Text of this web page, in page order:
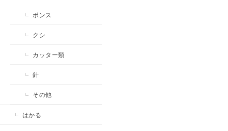
ポンス
クシ
カッター類
針
その他
はかる